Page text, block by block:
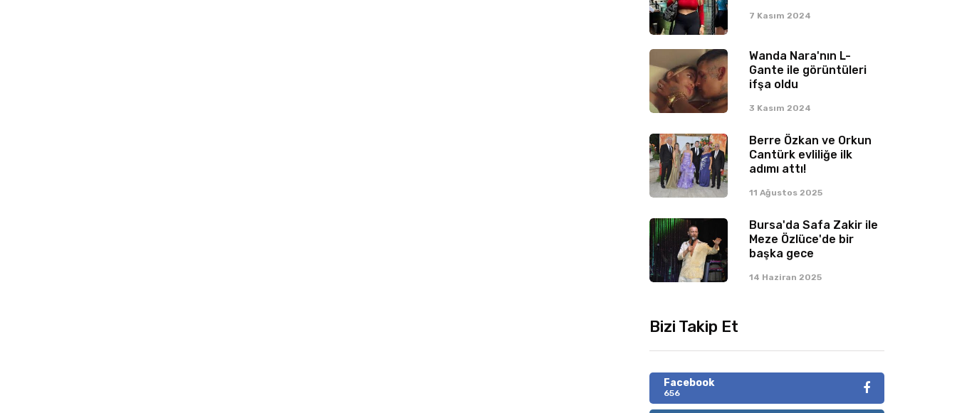
7 Kasım 2024
Wanda Nara'nın L-
Gante ile görüntüleri
ifşa oldu
3 Kasım 2024
Berre Özkan ve Orkun
Cantürk evliliğe ilk
adımı attı!
11 Ağustos 2025
Bursa'da Safa Zakir ile
Meze Özlüce'de bir
başka gece
14 Haziran 2025
Bizi Takip Et
Facebook
656